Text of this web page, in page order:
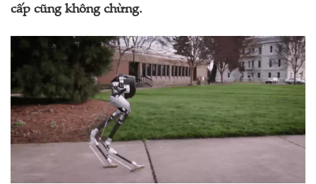
cấp cũng không chừng.